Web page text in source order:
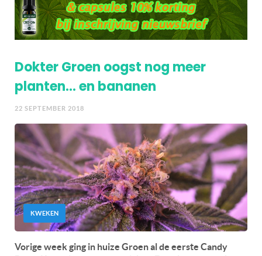
Dokter Groen oogst nog meer
planten… en bananen
22 SEPTEMBER 2018
KWEKEN
Vorige week ging in huize Groen al de eerste Candy